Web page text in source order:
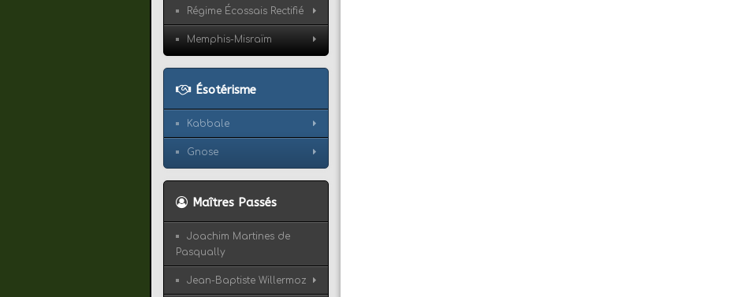
Régime Écossais Rectifié
Memphis-Misraïm
Ésotérisme
Kabbale
Gnose
Maîtres Passés
Joachim Martines de
Pasqually
Jean-Baptiste Willermoz